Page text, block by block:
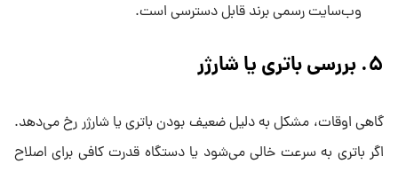
وب‌سایت رسمی برند قابل دسترسی است.
۵. بررسی باتری یا شارژر
گاهی اوقات، مشکل به دلیل ضعیف بودن باتری یا شارژر رخ می‌دهد.
اگر باتری به سرعت خالی می‌شود یا دستگاه قدرت کافی برای اصلاح